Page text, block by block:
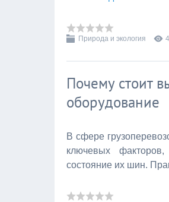
Природа и экология
Почему стоит
оборудование
В сфере
ключевых
состояние их шин.